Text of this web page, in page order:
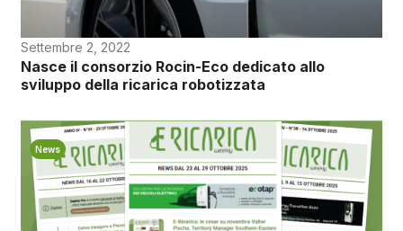
Settembre 2, 2022
Nasce il consorzio Rocin-Eco dedicato allo
sviluppo della ricarica robotizzata
News